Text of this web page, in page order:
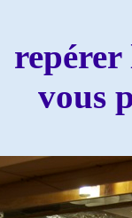
vous